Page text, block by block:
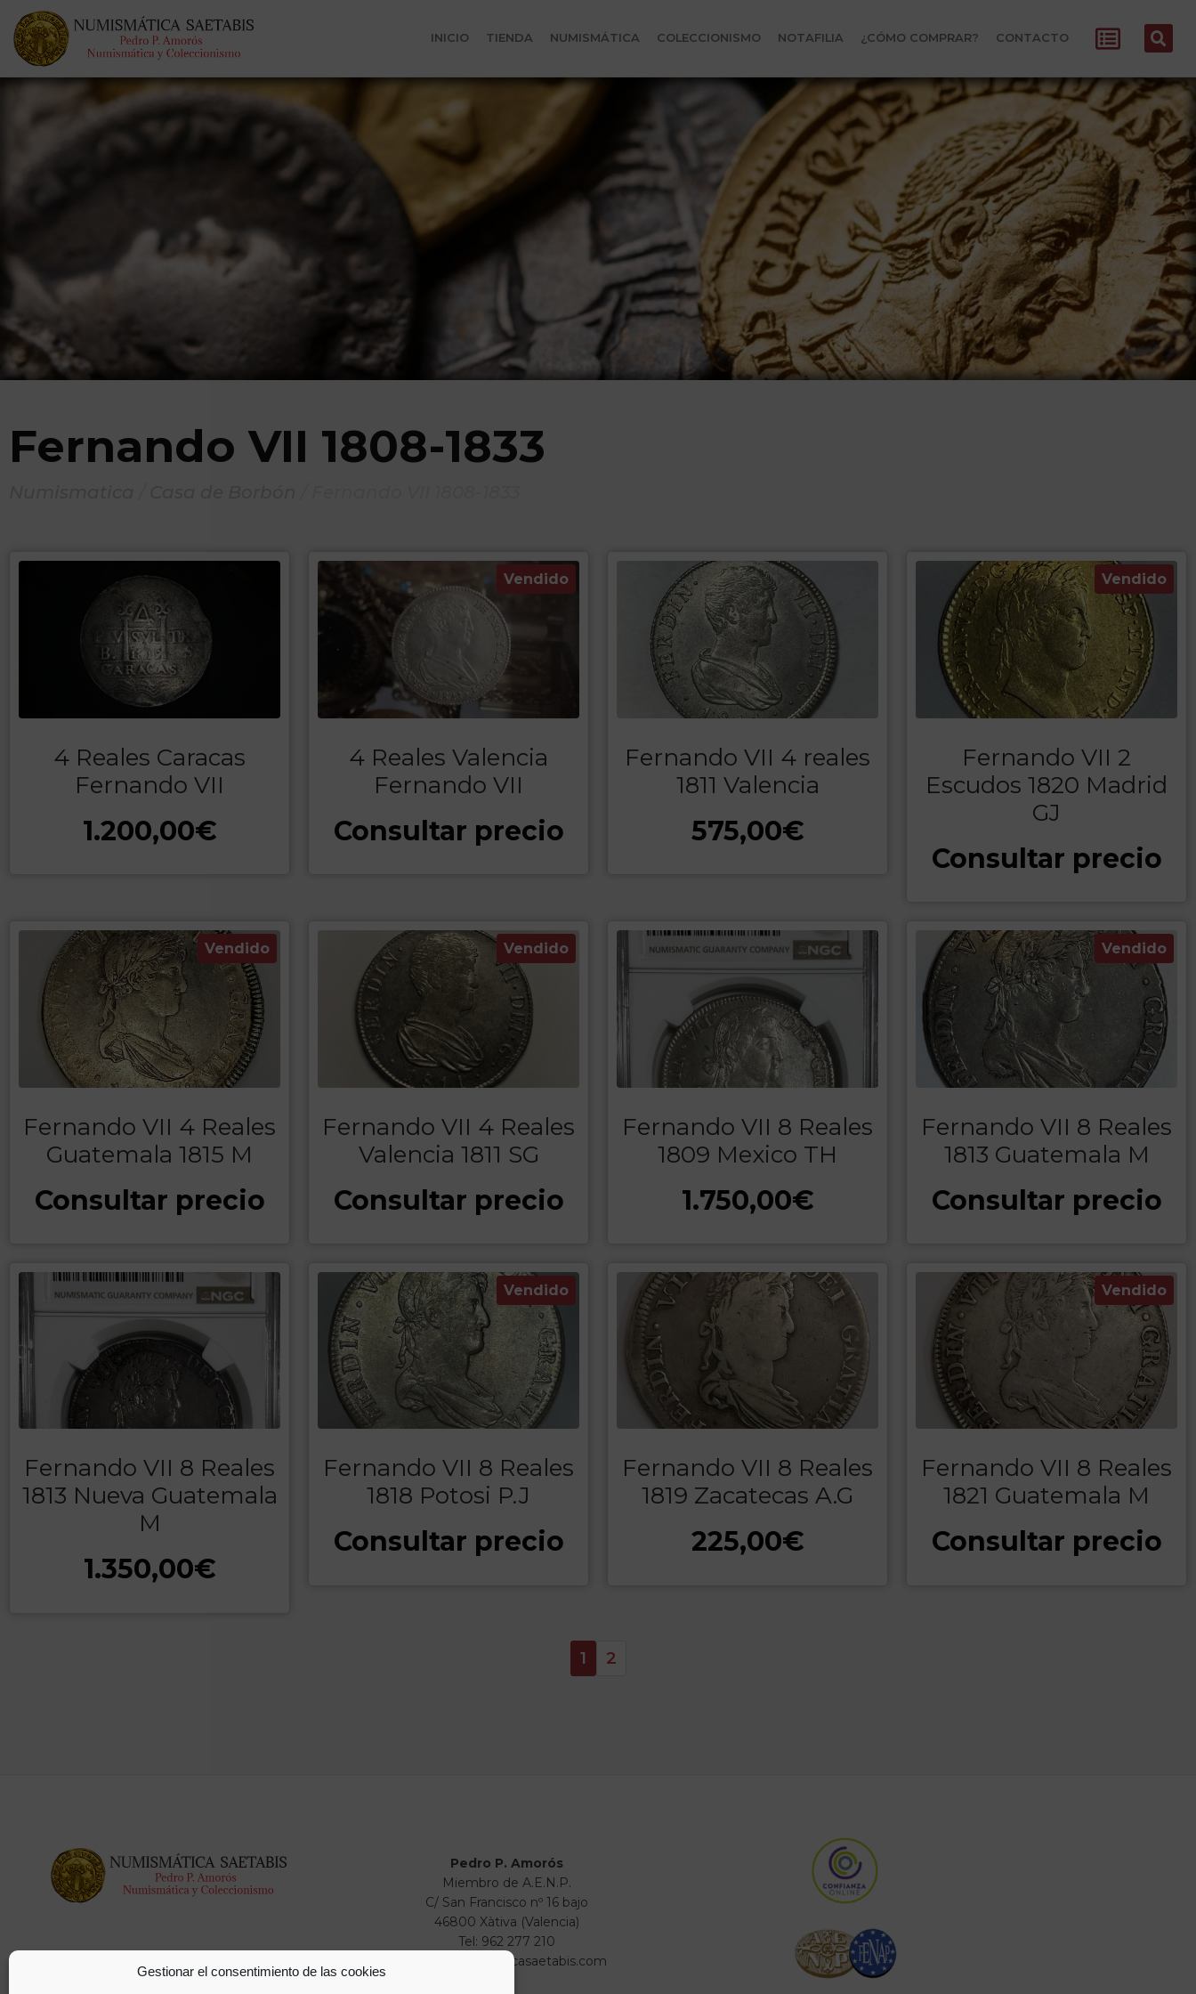
Gestionar el consentimiento de las cookies
INICIO TIENDA NUMISMÁTICA COLECCIONISMO NOTAFILIA ¿CÓMO COMPRAR? CONTACTO
Fernando VII 1808-1833
4 Reales Caracas
Fernando VII
1.200,00€
Vendido
4 Reales Valencia
Fernando VII
Consultar precio
Fernando VII 4 reales
1811 Valencia
575,00€
Vendido
Fernando VII 2
Escudos 1820 Madrid
GJ
Consultar precio
Vendido
Fernando VII 4 Reales
Guatemala 1815 M
Consultar precio
Vendido
Fernando VII 4 Reales
Valencia 1811 SG
Consultar precio
Fernando VII 8 Reales
1809 Mexico TH
1.750,00€
Vendido
Fernando VII 8 Reales
1813 Guatemala M
Consultar precio
Fernando VII 8 Reales
1813 Nueva Guatemala
M
1.350,00€
Vendido
Fernando VII 8 Reales
1818 Potosi P.J
Consultar precio
Fernando VII 8 Reales
1819 Zacatecas A.G
225,00€
Vendido
Fernando VII 8 Reales
1821 Guatemala M
Consultar precio
1 2
Pedro P. Amorós
Miembro de A.E.N.P.
C/ San Francisco nº 16 bajo
46800 Xàtiva (Valencia)
Tel: 962 277 210
info@numismaticasaetabis.com